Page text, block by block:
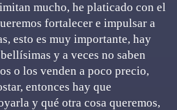
mucho, he platicado con el
fortalecer e impulsar a
esto es muy importante, hay
y a veces no saben
o los venden a poco precio,
entonces hay que
y qué otra cosa queremos,